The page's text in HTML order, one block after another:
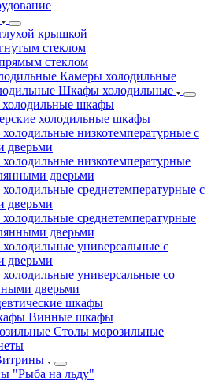
крышкой
стеклом
стеклом
Камеры холодильные
Шкафы холодильные
шкафы
холодильные шкафы
низкотемпературные с
дверьми
низкотемпературные
дверьми
среднетемпературные с
дверьми
среднетемпературные
дверьми
универсальные с
дверьми
универсальные со
дверьми
шкафы
Винные шкафы
Столы морозильные
"Рыба на льду"